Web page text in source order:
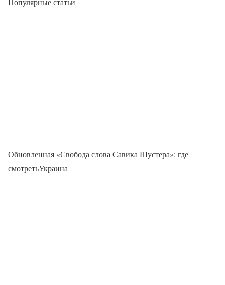
Обновленная «Свобода слова Савика Шустера»: где
смотретьУкраина